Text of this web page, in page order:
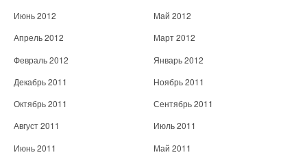
Июнь 2012
Май 2012
Апрель 2012
Март 2012
Февраль 2012
Январь 2012
Декабрь 2011
Ноябрь 2011
Октябрь 2011
Сентябрь 2011
Август 2011
Июль 2011
Июнь 2011
Май 2011